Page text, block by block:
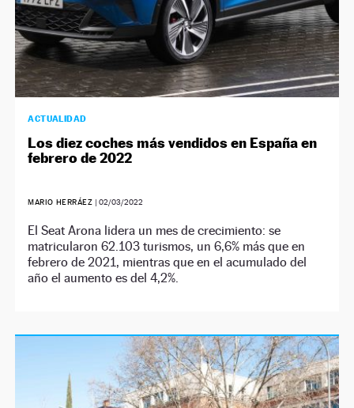
ACTUALIDAD
Los diez coches más vendidos en España en
febrero de 2022
MARIO HERRÁEZ |02/03/2022
El Seat Arona lidera un mes de crecimiento: se
matricularon 62.103 turismos, un 6,6% más que en
febrero de 2021, mientras que en el acumulado del
año el aumento es del 4,2%.